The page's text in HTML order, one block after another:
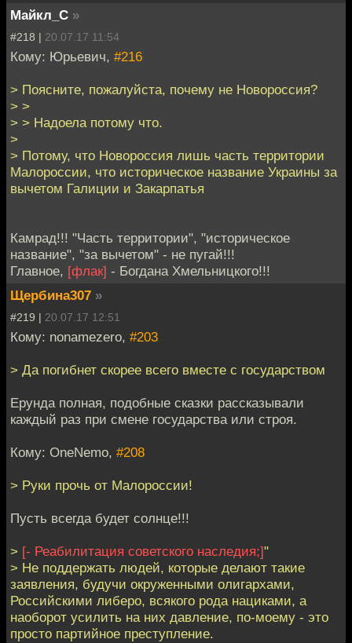
Майкл_С »
#218 | 20.07.17 11:54
Кому: Юрьевич, #216
> Поясните, пожалуйста, почему не Новороссия?
> >
> > Надоела потому что.
>
> Потому, что Новороссия лишь часть территории
Малороссии, что историческое название Украины за
вычетом Галиции и Закарпатья
Камрад!!! "Часть территории", "историческое
название", "за вычетом" - не пугай!!!
Главное, [флак] - Богдана Хмельницкого!!!
Щербина307 »
#219 | 20.07.17 12:51
Кому: nonamezero, #203
> Да погибнет скорее всего вместе с государством
Ерунда полная, подобные сказки рассказывали
каждый раз при смене государства или строя.
Кому: OneNemo, #208
> Руки прочь от Малороссии!
Пусть всегда будет солнце!!!
> [- Реабилитация советского наследия;]"
> Не поддержать людей, которые делают такие
заявления, будучи окруженными олигархами,
Российскими либеро, всякого рода нациками, а
наоборот усилить на них давление, по-моему - это
просто партийное преступление.